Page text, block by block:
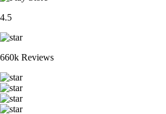
4.5
660k Reviews